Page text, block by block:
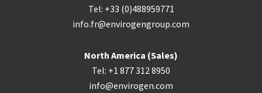
Tel: +33 (0)488959771
info.fr@envirogengroup.com
North America (Sales)
Tel: +1 877 312 8950
info@envirogen.com